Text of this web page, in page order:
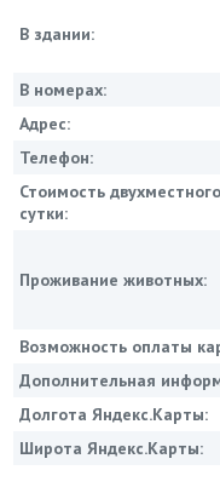
В здании:
В номерах:
Адрес:
Телефон:
Стоимость
сутки:
Проживание животных:
Возможность оплаты
Дополнительная
Долгота Яндекс.Карты:
Широта Яндекс.Карты: